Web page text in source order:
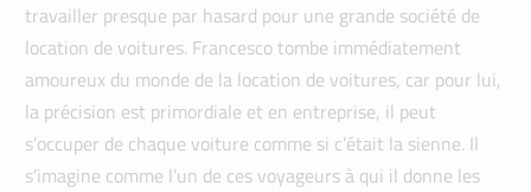
travailler presque par hasard pour une grande société de
location de voitures. Francesco tombe immédiatement
amoureux du monde de la location de voitures, car pour lui,
la précision est primordiale et en entreprise, il peut
s’occuper de chaque voiture comme si c’était la sienne. Il
s’imagine comme l’un de ces voyageurs à qui il donne les